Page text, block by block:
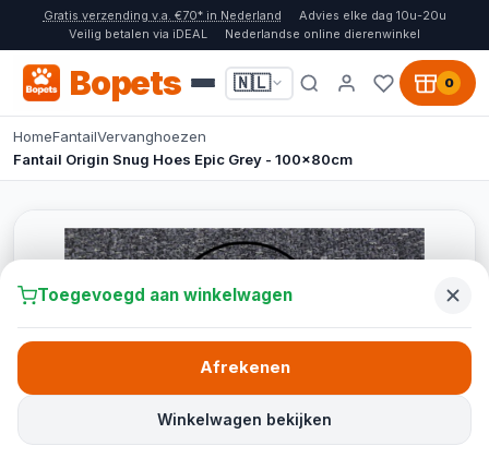
Gratis verzending v.a. €70* in Nederland
Advies elke dag 10u-20u
Veilig betalen via iDEAL
Nederlandse online dierenwinkel
Bopets 🇳🇱 0
HomeFantailVervanghoezen
Fantail Origin Snug Hoes Epic Grey - 100x80cm
Toegevoegd aan winkelwagen
Winkelwagen bekijken
Afrekenen